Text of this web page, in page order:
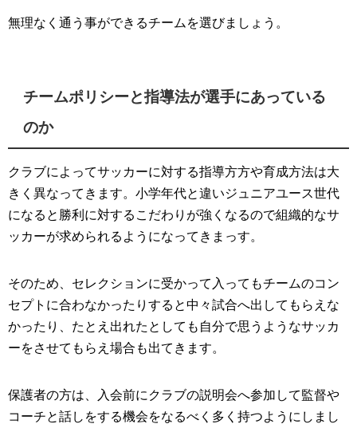
無理なく通う事ができるチームを選びましょう。
チームポリシーと指導法が選手にあっている
のか
クラブによってサッカーに対する指導方方や育成方法は大
きく異なってきます。小学年代と違いジュニアユース世代
になると勝利に対するこだわりが強くなるので組織的なサ
ッカーが求められるようになってきまっす。
そのため、セレクションに受かって入ってもチームのコン
セプトに合わなかったりすると中々試合へ出してもらえな
かったり、たとえ出れたとしても自分で思うようなサッカ
ーをさせてもらえ場合も出てきます。
保護者の方は、入会前にクラブの説明会へ参加して監督や
コーチと話しをする機会をなるべく多く持つようにしまし